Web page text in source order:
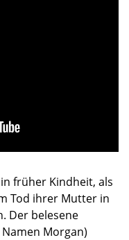
früher Kindheit, als
Tod ihrer Mutter in
Der belesene
Morgan)